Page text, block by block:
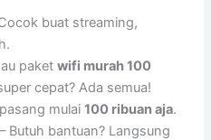
buat streaming,
paketwifi murah 100
cepat? Ada semua!
mulai100 ribuan aja.
– Butuh bantuan? Langsung